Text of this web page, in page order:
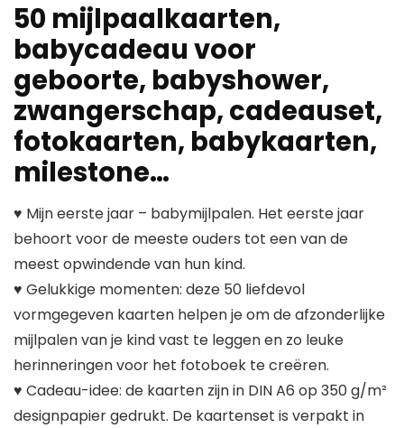
50 mijlpaalkaarten,
babycadeau voor
geboorte, babyshower,
zwangerschap, cadeauset,
fotokaarten, babykaarten,
milestone…
♥ Mijn eerste jaar – babymijlpalen. Het eerste jaar
behoort voor de meeste ouders tot een van de
meest opwindende van hun kind.
♥ Gelukkige momenten: deze 50 liefdevol
vormgegeven kaarten helpen je om de afzonderlijke
mijlpalen van je kind vast te leggen en zo leuke
herinneringen voor het fotoboek te creëren.
♥ Cadeau-idee: de kaarten zijn in DIN A6 op 350 g/m²
designpapier gedrukt. De kaartenset is verpakt in